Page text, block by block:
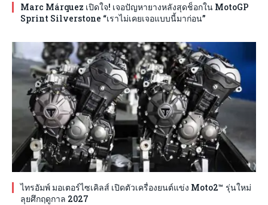
Marc Márquez เปิดใจ! เจอปัญหายางหลังสุดช็อกใน MotoGP
Sprint Silverstone “เราไม่เคยเจอแบบนี้มาก่อน”
ไทรอัมพ์ มอเตอร์ไซเคิลส์ เปิดตัวเครื่องยนต์แข่ง Moto2™ รุ่นใหม่
ลุยศึกฤดูกาล 2027